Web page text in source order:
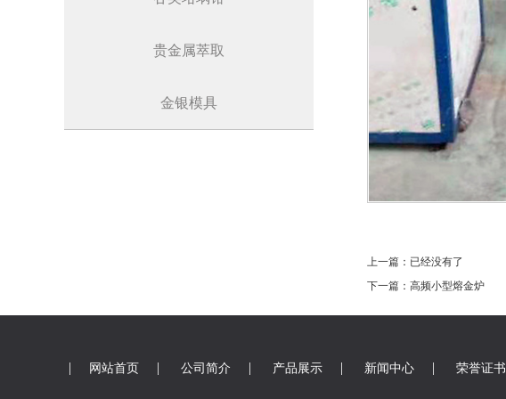
贵金属萃取
金银模具
上一篇：已经没有了
下一篇：高频小型熔金炉
| 网站首页 | 公司简介 | 产品展示 | 新闻中心 | 荣誉证书